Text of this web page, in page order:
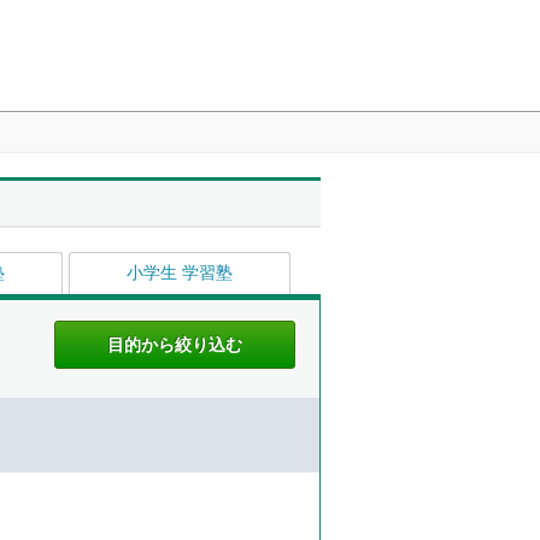
小学生 学習塾